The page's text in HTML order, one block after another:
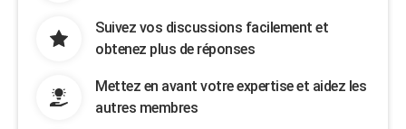
Suivez vos discussions facilement et
obtenez plus de réponses
Mettez en avant votre expertise et aidez les
autres membres